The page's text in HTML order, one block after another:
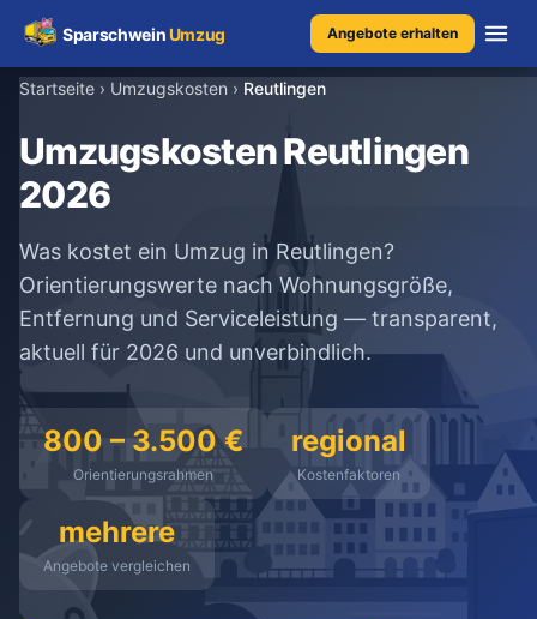
SparschweinUmzug Angebote erhalten
Umzugskosten
Kostenrechner
Ratgeber
Erfahrungen
Kostenlose Beratung
+49 1579 2639409
unverbindlich·100% kostenlos
Startseite › Umzugskosten › Reutlingen
Umzugskosten Reutlingen
2026
Was kostet ein Umzug in Reutlingen?
Orientierungswerte nach Wohnungsgröße,
Entfernung und Serviceleistung — transparent,
aktuell für 2026 und unverbindlich.
800 – 3.500 €
Orientierungsrahmen
regional
Kostenfaktoren
mehrere
Angebote vergleichen